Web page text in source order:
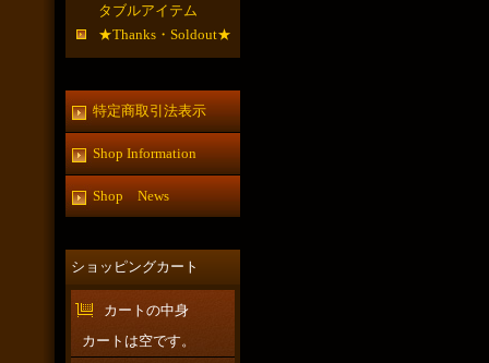
タブルアイテム
★Thanks・Soldout★
特定商取引法表示
Shop Information
Shop News
ショッピングカート
カートの中身
カートは空です。